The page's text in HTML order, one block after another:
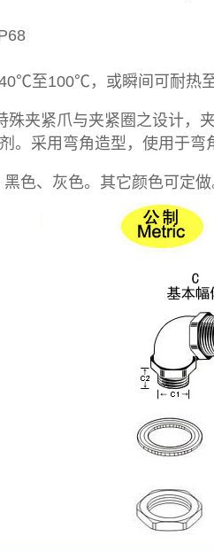
40℃至100℃，或瞬间可耐热
殊夹紧爪与夹紧圈之设计，
。采用弯角造型，使用于弯
黑色、灰色。其它颜色可定做